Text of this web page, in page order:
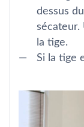
dessus
sécateur.
la tige.
Si la tige